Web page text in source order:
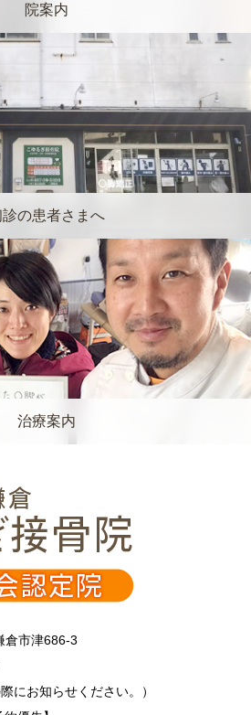
院案内
診の患者さまへ
治療案内
市津686-3
にお知らせください。）